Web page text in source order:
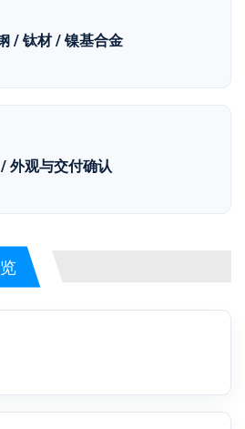
/ 钛材 / 镍基合金
外观与交付确认